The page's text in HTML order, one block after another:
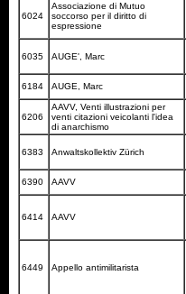
6024
Associazione di Mutuo
soccorso per il diritto di
espressione
6035 AUGE', Marc
6184 AUGE, Marc
6206
AAVV, Venti illustrazioni per
venti citazioni veicolanti l'idea
di anarchismo
6383 Anwaltskollektiv Zürich
6390 AAVV
6414 AAVV
6449 Appello antimilitarista